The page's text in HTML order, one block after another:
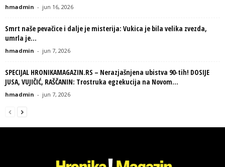
hmadmin - jun 16, 2026
Smrt naše pevačice i dalje je misterija: Vukica je bila velika zvezda,
umrla je...
hmadmin - jun 7, 2026
SPECIJAL HRONIKAMAGAZIN.RS – Nerazjašnjena ubistva 90-tih! DOSIJE
JUSA, VUJIČIĆ, RAŠČANIN: Trostruka egzekucija na Novom...
hmadmin - jun 7, 2026